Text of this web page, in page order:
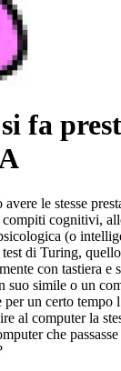
fa
le stesse
cognitivi,
(o
test di Turing,
con tastiera e
suo simile o un
un certo tempo
al computer la
che